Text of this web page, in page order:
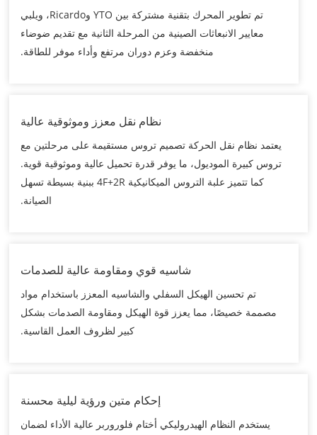
تم تطوير المحرك بتقنية مشتركة بين YTO وRicardo، ويلبي
معايير الانبعاثات الصينية من المرحلة الثانية مع تقديم ضوضاء
منخفضة وعزم دوران مرتفع وأداء موفر للطاقة.
نظام نقل معزز وموثوقية عالية
يعتمد نظام نقل الحركة تصميم تروس مستقيمة على مرحلتين مع
تروس كبيرة الموديول، ما يوفر قدرة تحميل عالية وموثوقية قوية.
كما تتميز علبة التروس الميكانيكية 4F+2R ببنية بسيطة تسهل
الصيانة.
شاسيه قوي ومقاومة عالية للصدمات
تم تحسين الهيكل السفلي والشاسيه المعزز باستخدام مواد
مصممة خصيصًا، مما يعزز قوة الهيكل ومقاومة الصدمات بشكل
كبير لظروف العمل القاسية.
إحكام متين ورؤية ليلية محسنة
يستخدم النظام الهيدروليكي أختام فلوروربر عالية الأداء لضمان